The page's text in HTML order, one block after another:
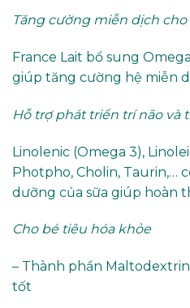
Tăng cường miễn dịch
France Lait bổ sung
giúp tăng cường hệ miễn
Hỗ trợ phát triển trí não và
Linolenic (Omega 3),
Photpho, Cholin, Taurin,…
dưỡng của sữa giúp hoàn
Cho bé tiêu hóa khỏe
– Thành phần
tốt